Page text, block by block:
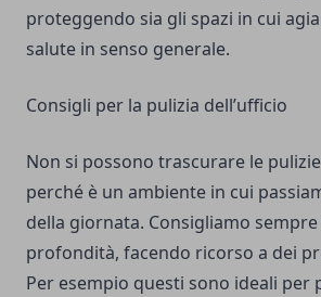
proteggendo sia gli spazi in cui
salute in senso generale.
Consigli per la pulizia dell’ufficio
Non si possono trascurare le
perché è un ambiente in cui
della giornata. Consigliamo
profondità, facendo ricorso a dei
Per esempio questi sono ideali per